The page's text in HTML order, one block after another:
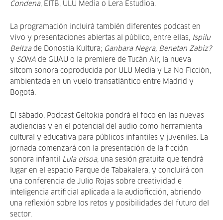
Condena, EITB, ULU Media o Lera Estudioa.
La programación incluirá también diferentes podcast en
vivo y presentaciones abiertas al público, entre ellas, Ispilu
Beltzade Donostia Kultura; Ganbara Negra, Benetan Zabiz?
y SONA de GUAU o la premiere de Tucán Air, la nueva
sitcom sonora coproducida por ULU Media y La No Ficción,
ambientada en un vuelo transatlántico entre Madrid y
Bogotá.
El sábado, Podcast Geltokia pondrá el foco en las nuevas
audiencias y en el potencial del audio como herramienta
cultural y educativa para públicos infantiles y juveniles. La
jornada comenzará con la presentación de la ficción
sonora infantil Lula otsoa, una sesión gratuita que tendrá
lugar en el espacio Parque de Tabakalera, y concluirá con
una conferencia de Julio Rojas sobre creatividad e
inteligencia artificial aplicada a la audioficción, abriendo
una reflexión sobre los retos y posibilidades del futuro del
sector.